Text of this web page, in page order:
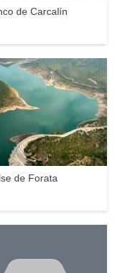
de Carcalín
de Forata